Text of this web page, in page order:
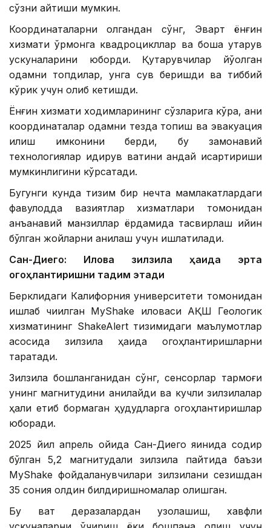
сўзни айтиши мумкин.
Координаталарни олгандан сўнг, Эварт ёнғин
хизмати ўрмонга квадроцикллар ва бошқа қутқарув
ускуналарини юборди. Қутқарувчилар йўқолган
одамни топдилар, унга сув беришди ва тиббий
кўрик учун олиб кетишди.
Ёнғин хизмати ходимларининг сўзларига кўра, аниқ
координаталар одамни тезда топиш ва эвакуация
қилиш имконини берди, бу замонавий
технологиялар қидирув вақтини қандай қисқартириши
мумкинлигини кўрсатади.
Бугунги кунда тизим бир нечта мамлакатлардаги
фавқулодда вазиятлар хизматлари томонидан
анъанавий манзиллар ёрдамида тасвирлаш қийин
бўлган жойларни аниқлаш учун ишлатилади.
Сан-Диего: Илова зилзила ҳақида эрта
огоҳлантиришни тақдим этади
Берклидаги Калифорния университети томонидан
ишлаб чиқилган MyShake иловаси АҚШ Геологик
хизматининг ShakeAlert тизимидаги маълумотлар
асосида зилзила ҳақида огоҳлантиришларни
тарқатади.
Зилзила бошланганидан сўнг, сенсорлар тармоғи
унинг магнитудини аниқлайди ва кучли зилзилалар
ҳали етиб бормаган ҳудудларга огоҳлантиришлар
юборади.
2025 йил апрель ойида Сан-Диего яқинида содир
бўлган 5,2 магнитудали зилзила пайтида баъзи
MyShake фойдаланувчилари зилзилани сезишдан
35 сония олдин билдиришномалар олишган.
Бу вақт деразалардан узоқлашиш, хавфли